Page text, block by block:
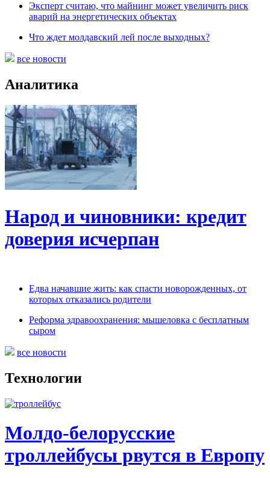
Эксперт считаю, что майнинг может увеличить риск
аварий на энергетических объектах
Что ждет молдавский лей после выходных?
все новости
Аналитика
Народ и чиновники: кредит
доверия исчерпан
Едва начавшие жить: как спасти новорожденных, от
которых отказались родители
Реформа здравоохранения: мышеловка с бесплатным
сыром
все новости
Технологии
Молдо-белорусские
троллейбусы рвутся в Европу